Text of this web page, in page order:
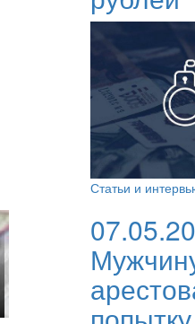
Статьи и